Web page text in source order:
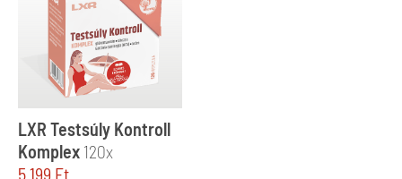
LXR Testsúly Kontroll
Komplex 120x
5 199 Ft